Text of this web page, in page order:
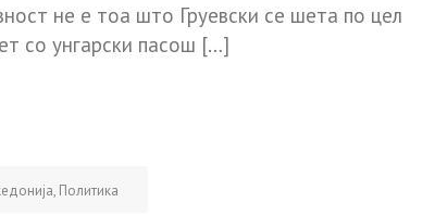
не е тоа што Груевски се шета по цел
со унгарски пасош […]
, Политика